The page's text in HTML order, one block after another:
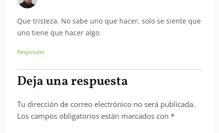
Que tristeza. No sabe uno que hacer, solo se siente que
uno tiene que hacer algo.
Responder
Deja una respuesta
Tu dirección de correo electrónico no será publicada.
Los campos obligatorios están marcados con *